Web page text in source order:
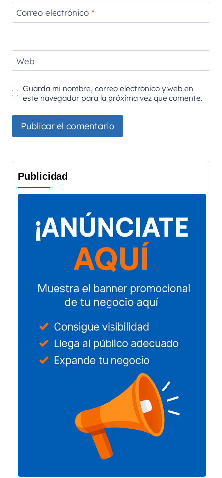
Correo electrónico *
Web
Guarda mi nombre, correo electrónico y web en
este navegador para la próxima vez que comente.
Publicidad